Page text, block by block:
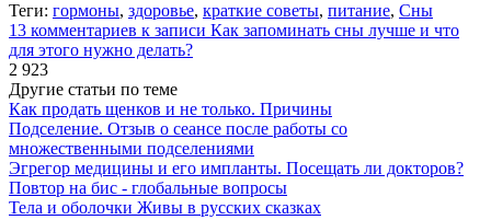
Теги: гормоны, здоровье, краткие советы, питание, Сны
13 комментариев к записи Как запоминать сны лучше и что
для этого нужно делать?
2 923
Другие статьи по теме
Как продать щенков и не только. Причины
Подселение. Отзыв о сеансе после работы со
множественными подселениями
Эгрегор медицины и его импланты. Посещать ли докторов?
Повтор на бис - глобальные вопросы
Тела и оболочки Живы в русских сказках